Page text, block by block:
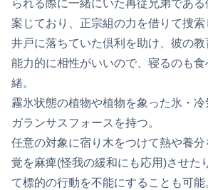
られる際に一緒にいた再従兄弟であ
案じており、正宗組の力を借りて捜
井戸に落ちていた倶利を助け、彼の教
能力的に相性がいいので、寝るのも
緒。
霧氷状態の植物や植物を象った氷・
ガランサスフォースを持つ。
任意の対象に宿り木をつけて熱や養
覚を麻痺(怪我の緩和にも応用)させた
て標的の行動を不能にすることも可